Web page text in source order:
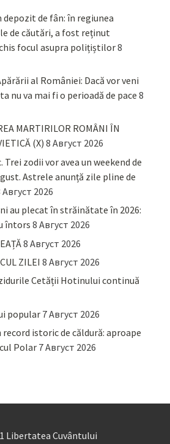
depozit de fân: în regiunea
de căutări, a fost reținut
focul asupra polițiștilor8
al României: Dacă vor veni
nu va mai fi o perioadă de pace 8
MARTIRILOR ROMÂNI ÎN
(X) 8 Август 2026
zodii vor avea un weekend de
Astrele anunță zile pline de
Август 2026
au plecat în străinătate în 2026:
întors 8 Август 2026
8 Август 2026
ZILEI 8 Август 2026
Cetății Hotinului continuă
popular 7 Август 2026
istoric de căldură: aproape
Polar 7 Август 2026
Libertatea Cuvântului